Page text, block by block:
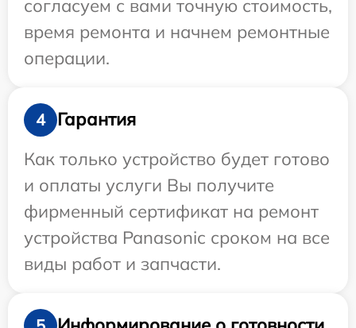
согласуем с вами точную стоимость,
время ремонта и начнем ремонтные
операции.
4
Гарантия
Как только устройство будет готово
и оплаты услуги Вы получите
фирменный сертификат на ремонт
устройства Panasonic сроком на все
виды работ и запчасти.